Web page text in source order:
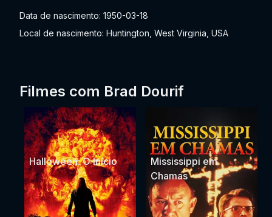
Data de nascimento: 1950-03-18
Local de nascimento: Huntington, West Virginia, USA
Filmes com Brad Dourif
Halloween: O Início
Mississippi em
Chamas